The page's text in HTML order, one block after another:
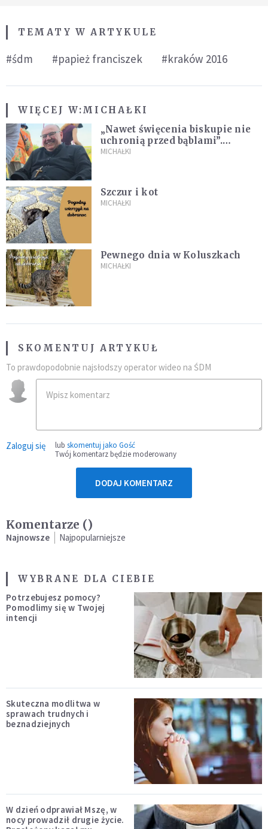
TEMATY W ARTYKULE
#śdm #papież franciszek #kraków 2016
WIĘCEJ W:MICHAŁKI
„Nawet święcenia biskupie nie
uchronią przed bąblami”.
Archidiecezja pokazała
MICHAŁKI
Szczur i kot
MICHAŁKI
Pewnego dnia w Koluszkach
MICHAŁKI
SKOMENTUJ ARTYKUŁ
To prawdopodobnie najsłodszy operator wideo na ŚDM
Zaloguj się lub skomentuj jako Gość
Twój komentarz będzie moderowany
DODAJ KOMENTARZ
Komentarze ()
Najnowsze Najpopularniejsze
WYBRANE DLA CIEBIE
Potrzebujesz pomocy?
Pomodlimy się w Twojej
intencji
Skuteczna modlitwa w
sprawach trudnych i
beznadziejnych
W dzień odprawiał Mszę, w
nocy prowadził drugie życie.